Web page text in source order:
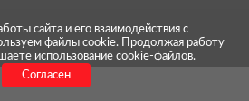
сайта и его взаимодействия с
файлы cookie. Продолжая работу
использование cookie-файлов.
Согласен